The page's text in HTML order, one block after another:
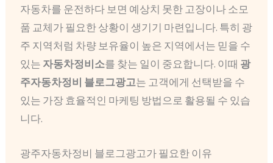
자동차를 운전하다 보면 예상치 못한 고장이나 소모
품 교체가 필요한 상황이 생기기 마련입니다. 특히 광
주 지역처럼 차량 보유율이 높은 지역에서는 믿을 수
있는 자동차정비소를 찾는 일이 중요합니다. 이때 광
주자동차정비 블로그광고는 고객에게 선택받을 수
있는 가장 효율적인 마케팅 방법으로 활용될 수 있습
니다.
광주자동차정비 블로그광고가 필요한 이유